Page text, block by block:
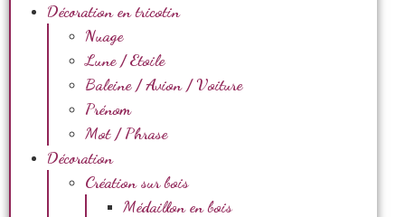
Décoration en tricotin
Nuage
Lune / Etoile
Baleine / Avion / Voiture
Prénom
Mot / Phrase
Décoration
Création sur bois
Médaillon en bois